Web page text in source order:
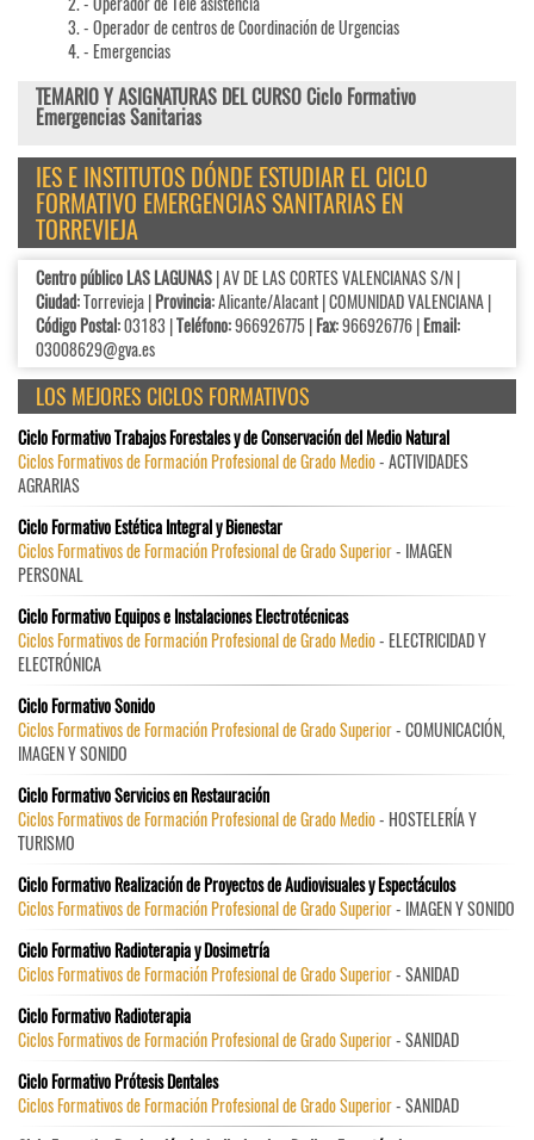
- Operador de centros de Coordinación de Urgencias
- Emergencias
TEMARIO Y ASIGNATURAS DEL CURSO Ciclo Formativo
Emergencias Sanitarias
IES E INSTITUTOS DÓNDE ESTUDIAR EL CICLO
FORMATIVO EMERGENCIAS SANITARIAS EN
TORREVIEJA
Centro público LAS LAGUNAS| AV DE LAS CORTES VALENCIANAS S/N |
Ciudad:Torrevieja |Provincia:Alicante/Alacant | COMUNIDAD VALENCIANA |
Código Postal:03183 |Teléfono:966926775 |Fax:966926776 |Email:
03008629@gva.es
LOS MEJORES CICLOS FORMATIVOS
Ciclo Formativo Trabajos Forestales y de Conservación del Medio Natural
Ciclos Formativos de Formación Profesional de Grado Medio- ACTIVIDADES
AGRARIAS
Ciclo Formativo Estética Integral y Bienestar
Ciclos Formativos de Formación Profesional de Grado Superior- IMAGEN
PERSONAL
Ciclo Formativo Equipos e Instalaciones Electrotécnicas
Ciclos Formativos de Formación Profesional de Grado Medio- ELECTRICIDAD Y
ELECTRÓNICA
Ciclo Formativo Sonido
Ciclos Formativos de Formación Profesional de Grado Superior- COMUNICACIÓN,
IMAGEN Y SONIDO
Ciclo Formativo Servicios en Restauración
Ciclos Formativos de Formación Profesional de Grado Medio- HOSTELERÍA Y
TURISMO
Ciclo Formativo Realización de Proyectos de Audiovisuales y Espectáculos
Ciclos Formativos de Formación Profesional de Grado Superior- IMAGEN Y SONIDO
Ciclo Formativo Radioterapia y Dosimetría
Ciclos Formativos de Formación Profesional de Grado Superior- SANIDAD
Ciclo Formativo Radioterapia
Ciclos Formativos de Formación Profesional de Grado Superior- SANIDAD
Ciclo Formativo Prótesis Dentales
Ciclos Formativos de Formación Profesional de Grado Superior- SANIDAD